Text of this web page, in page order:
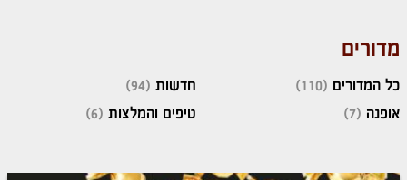
מדורים
כל המדורים (110)
אופנה (7)
חדשות (94)
טיפים והמלצות (6)